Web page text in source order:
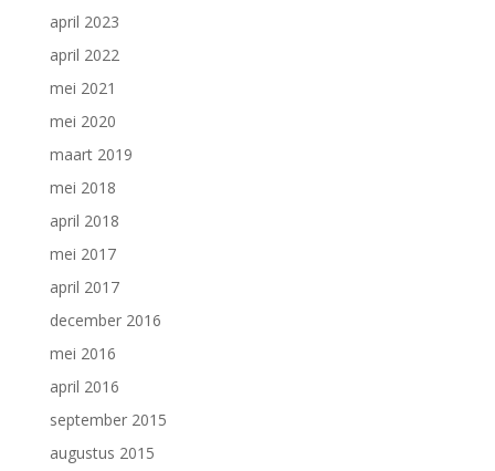
april 2023
april 2022
mei 2021
mei 2020
maart 2019
mei 2018
april 2018
mei 2017
april 2017
december 2016
mei 2016
april 2016
september 2015
augustus 2015